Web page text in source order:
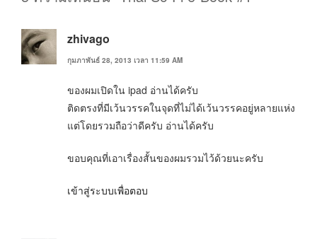
zhivago
กุมภาพันธ์ 28, 2013 เวลา 11:59 AM
ของผมเปิดใน ipad อ่านได้ครับ
ติดตรงที่มีเว้นวรรคในจุดที่ไม่ได้เว้นวรรคอยู่หลายแห่ง
แต่โดยรวมถือว่าดีครับ อ่านได้ครับ
ขอบคุณที่เอาเรื่องสั้นของผมรวมไว้ด้วยนะครับ
เข้าสู่ระบบเพื่อตอบ